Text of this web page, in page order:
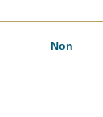
Non